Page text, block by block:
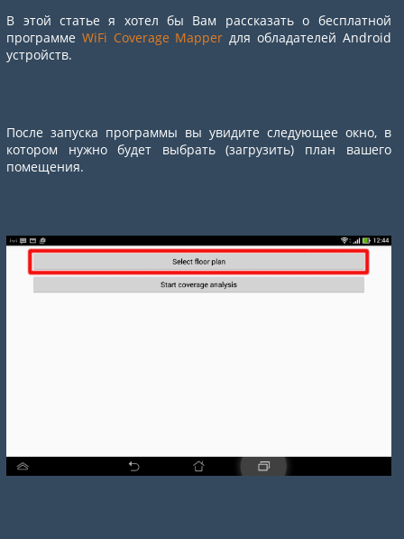
В этой статье я хотел бы Вам рассказать о бесплатной
программе WiFi Coverage Mapper для обладателей Android
устройств.
После запуска программы вы увидите следующее окно, в
котором нужно будет выбрать (загрузить) план вашего
помещения.